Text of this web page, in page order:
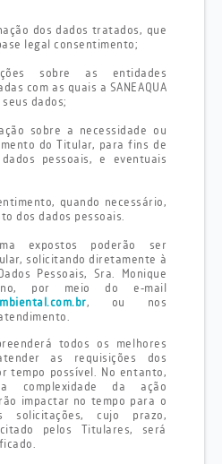
dos dados tratados, que
legal consentimento;
sobre as entidades
com as quais a SANEAQUA
dados;
sobre a necessidade ou
do Titular, para fins de
pessoais, e eventuais
quando necessário,
dos dados pessoais.
expostos poderão ser
solicitando diretamente à
Pessoais, Sra. Monique
por meio do e-mail
, ou nos
todos os melhores
as requisições dos
tempo possível. No entanto,
complexidade da ação
impactar no tempo para o
solicitações, cujo prazo,
pelos Titulares, será